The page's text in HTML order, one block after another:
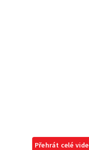
Přehrát celé